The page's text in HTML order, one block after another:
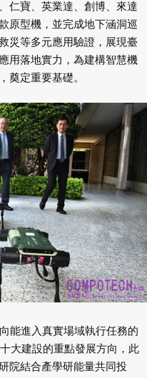
仁寶、英業達、創博、來達
原型機，並完成地下涵洞巡
災等多元應用驗證，展現臺
用落地實力，為建構智慧機
奠定重要基礎。
能進入真實場域執行任務的
大建設的重點發展方向，此
院結合產學研能量共同投